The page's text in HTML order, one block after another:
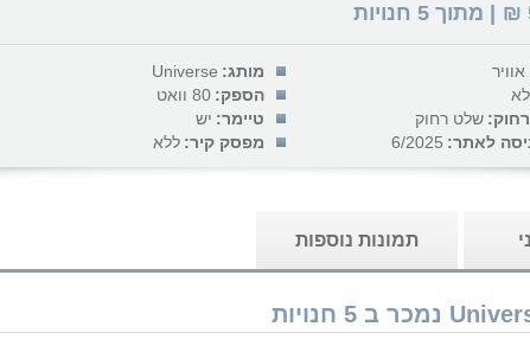
₪ | מתוך 5 חנויות
מותג: Universe
הספק: 80 וואט
שלט רחוק טיימר: יש
לאתר: 6/2025 מפסק קיר: ללא
תמונות נוספות